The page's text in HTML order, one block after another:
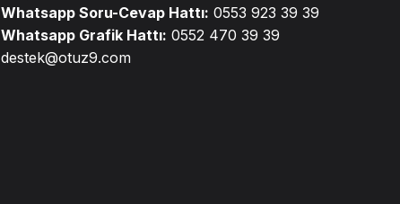
Whatsapp Soru-Cevap Hattı: 0553 923 39 39
Whatsapp Grafik Hattı: 0552 470 39 39
destek@otuz9.com